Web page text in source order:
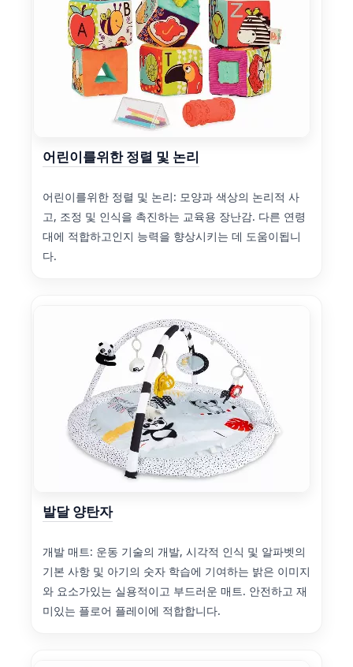
어린이를위한 정렬 및 논리
어린이를위한 정렬 및 논리: 모양과 색상의 논리적 사
고, 조정 및 인식을 촉진하는 교육용 장난감. 다른 연령
대에 적합하고인지 능력을 향상시키는 데 도움이됩니
다.
발달 양탄자
개발 매트: 운동 기술의 개발, 시각적 인식 및 알파벳의
기본 사항 및 아기의 숫자 학습에 기여하는 밝은 이미지
와 요소가있는 실용적이고 부드러운 매트. 안전하고 재
미있는 플로어 플레이에 적합합니다.